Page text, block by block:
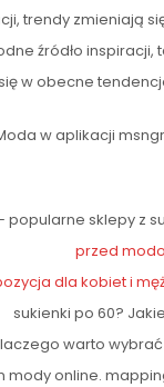
trendy zmieniają
źródło inspiracji,
w obecne
w aplikacji
popularne sklepy z
przed
dla kobiet i
sukienki po 60?
warto wybrać
mody online.